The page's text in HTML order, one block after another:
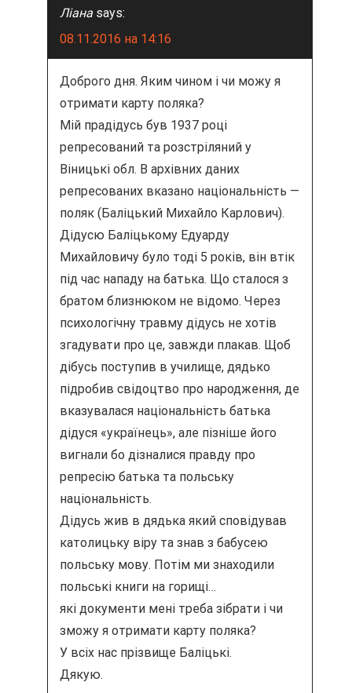
Ліана says:
08.11.2016 на 14:16
Доброго дня. Яким чином і чи можу я
отримати карту поляка?
Мій прадідусь був 1937 році
репресований та розстріляний у
Віницькі обл. В архівних даних
репресованих вказано національність —
поляк (Баліцький Михайло Карлович).
Дідусю Баліцькому Едуарду
Михайловичу було тоді 5 років, він втік
під час нападу на батька. Що сталося з
братом близнюком не відомо. Через
психологічну травму дідусь не хотів
згадувати про це, завжди плакав. Щоб
дібусь поступив в училище, дядько
підробив свідоцтво про народження, де
вказувалася національність батька
дідуся «українець», але пізніше його
вигнали бо дізналися правду про
репресію батька та польську
національність.
Дідусь жив в дядька який сповідував
католицьку віру та знав з бабусею
польську мову. Потім ми знаходили
польські книги на горищі…
які документи мені треба зібрати і чи
зможу я отримати карту поляка?
У всіх нас прізвище Баліцькі.
Дякую.